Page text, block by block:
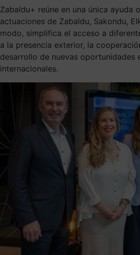
Zabaldu+ reúne en una única ayuda
actuaciones de Zabaldu, Sakondu,
modo, simplifica el acceso a
a la presencia exterior, la
desarrollo de nuevas oportunidades
internacionales.